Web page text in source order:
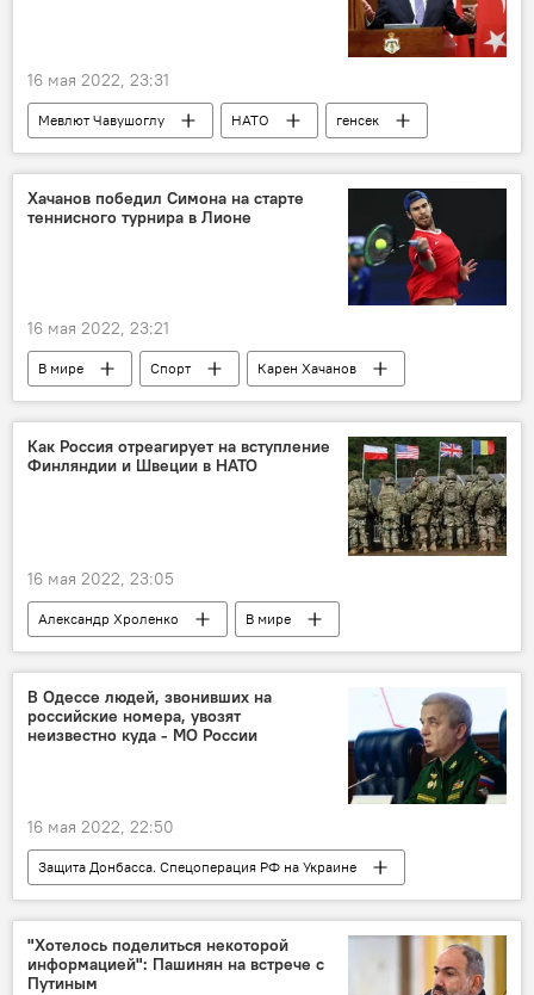
16 мая 2022, 23:31
Мевлют Чавушоглу НАТО
генсек
переговоры
В мире
Хачанов победил Симона на старте
теннисного турнира в Лионе
16 мая 2022, 23:21
В мире Спорт
Карен Хачанов
Лион
турнир
Как Россия отреагирует на вступление
Финляндии и Швеции в НАТО
16 мая 2022, 23:05
Александр Хроленко
В мире
Россия
НАТО
Финляндия
Швеция
В Одессе людей, звонивших на
российские номера, увозят
неизвестно куда - МО России
16 мая 2022, 22:50
Защита Донбасса. Спецоперация РФ на Украине
Одесса
Минобороны Россия
"Хотелось поделиться некоторой
информацией": Пашинян на встрече с
Путиным